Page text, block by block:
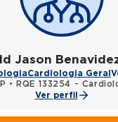
Jason
Cardiologia Geral
• RQE 133254 -
Ver perfil